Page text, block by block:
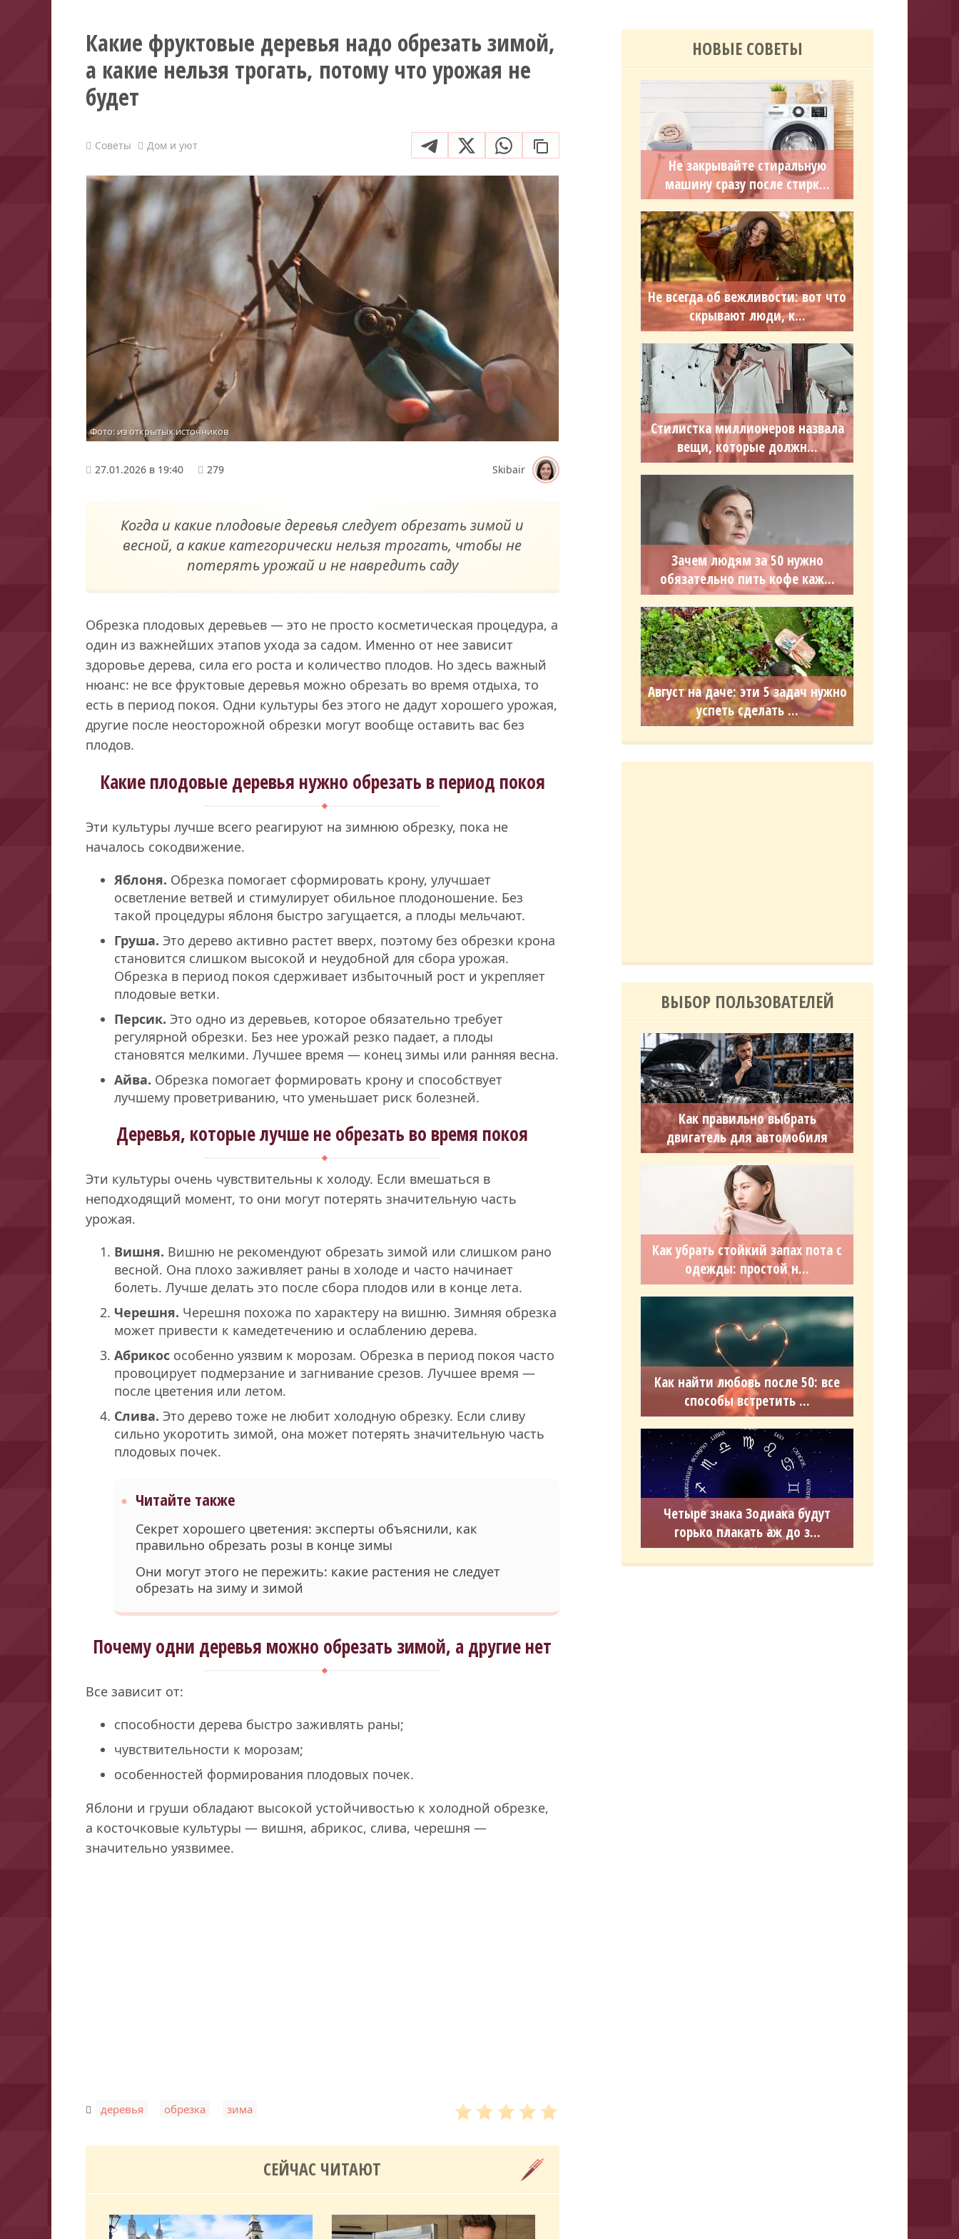
Какие фруктовые деревья надо обрезать зимой,
а какие нельзя трогать, потому что урожая не
будет
Советы Дом и уют
Фото: из открытых источников
27.01.2026 в 19:40 279 Skibair
Когда и какие плодовые деревья следует обрезать зимой и
весной, а какие категорически нельзя трогать, чтобы не
потерять урожай и не навредить саду
Обрезка плодовых деревьев — это не просто косметическая процедура, а
один из важнейших этапов ухода за садом. Именно от нее зависит
здоровье дерева, сила его роста и количество плодов. Но здесь важный
нюанс: не все фруктовые деревья можно обрезать во время отдыха, то
есть в период покоя. Одни культуры без этого не дадут хорошего урожая,
другие после неосторожной обрезки могут вообще оставить вас без
плодов.
Какие плодовые деревья нужно обрезать в период покоя
Эти культуры лучше всего реагируют на зимнюю обрезку, пока не
началось сокодвижение.
Яблоня. Обрезка помогает сформировать крону, улучшает
осветление ветвей и стимулирует обильное плодоношение. Без
такой процедуры яблоня быстро загущается, а плоды мельчают.
Груша. Это дерево активно растет вверх, поэтому без обрезки крона
становится слишком высокой и неудобной для сбора урожая.
Обрезка в период покоя сдерживает избыточный рост и укрепляет
плодовые ветки.
Персик. Это одно из деревьев, которое обязательно требует
регулярной обрезки. Без нее урожай резко падает, а плоды
становятся мелкими. Лучшее время — конец зимы или ранняя весна.
Айва. Обрезка помогает формировать крону и способствует
лучшему проветриванию, что уменьшает риск болезней.
Деревья, которые лучше не обрезать во время покоя
Эти культуры очень чувствительны к холоду. Если вмешаться в
неподходящий момент, то они могут потерять значительную часть
урожая.
Вишня. Вишню не рекомендуют обрезать зимой или слишком рано
весной. Она плохо заживляет раны в холоде и часто начинает
болеть. Лучше делать это после сбора плодов или в конце лета.
Черешня. Черешня похожа по характеру на вишню. Зимняя обрезка
может привести к камедетечению и ослаблению дерева.
Абрикос особенно уязвим к морозам. Обрезка в период покоя часто
провоцирует подмерзание и загнивание срезов. Лучшее время —
после цветения или летом.
Слива. Это дерево тоже не любит холодную обрезку. Если сливу
сильно укоротить зимой, она может потерять значительную часть
плодовых почек.
Читайте также
Секрет хорошего цветения: эксперты объяснили, как
правильно обрезать розы в конце зимы
Они могут этого не пережить: какие растения не следует
обрезать на зиму и зимой
Почему одни деревья можно обрезать зимой, а другие нет
Все зависит от:
способности дерева быстро заживлять раны;
чувствительности к морозам;
особенностей формирования плодовых почек.
Яблони и груши обладают высокой устойчивостью к холодной обрезке,
а косточковые культуры — вишня, абрикос, слива, черешня —
значительно уязвимее.
деревья обрезка зима
СЕЙЧАС ЧИТАЮТ
НОВЫЕ СОВЕТЫ
Не закрывайте стиральную
машину сразу после стирк...
Не всегда об вежливости: вот что
скрывают люди, к...
Стилистка миллионеров назвала
вещи, которые должн...
Зачем людям за 50 нужно
обязательно пить кофе каж...
Август на даче: эти 5 задач нужно
успеть сделать ...
ВЫБОР ПОЛЬЗОВАТЕЛЕЙ
Как правильно выбрать
двигатель для автомобиля
Как убрать стойкий запах пота с
одежды: простой н...
Как найти любовь после 50: все
способы встретить ...
Четыре знака Зодиака будут
горько плакать аж до з...